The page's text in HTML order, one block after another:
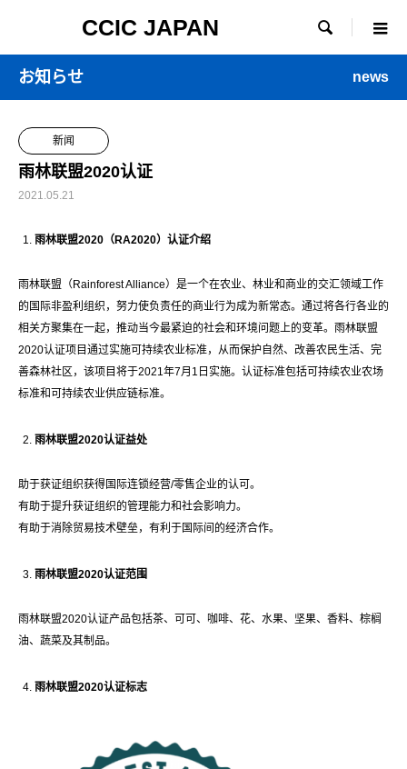
CCIC JAPAN 
お知らせ news
新闻
雨林联盟2020认证
2021.05.21
雨林联盟2020 （RA2020）认证介绍
雨林联盟（Rainforest Alliance）是一个在农业、林业和商业的交汇领域工作
的国际非盈利组织，努力使负责任的商业行为成为新常态。通过将各行各业的
相关方聚集在一起，推动当今最紧迫的社会和环境问题上的变革。雨林联盟
2020认证项目通过实施可持续农业标准，从而保护自然、改善农民生活、完
善森林社区，该项目将于2021年7月1日实施。认证标准包括可持续农业农场
标准和可持续农业供应链标准。
雨林联盟2020认证益处
助于获证组织获得国际连锁经营/零售企业的认可。
有助于提升获证组织的管理能力和社会影响力。
有助于消除贸易技术壁垒，有利于国际间的经济合作。
雨林联盟2020认证范围
雨林联盟2020认证产品包括茶、可可、咖啡、花、水果、坚果、香料、棕榈
油、蔬菜及其制品。
雨林联盟2020认证标志